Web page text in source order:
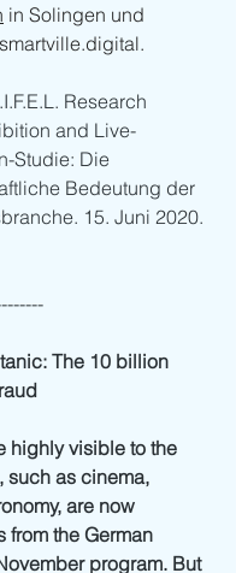
in Solingen und
Research
and Live-
Studie: Die
Bedeutung der
15. Juni 2020.
The 10 billion
highly visible to the
such as cinema,
are now
from the German
program. But